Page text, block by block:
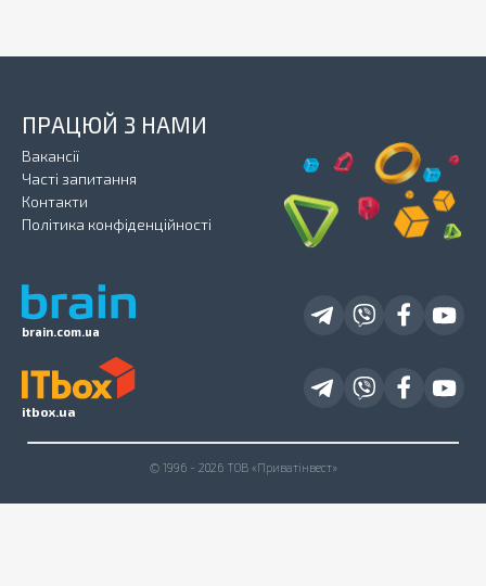
brain.com.ua
ПРАЦЮЙ З НАМИ
Вакансії
Часті запитання
Контакти
Політика конфіденційності
itbox.ua
© 1996 - 2026 ТОВ «Приватінвест»